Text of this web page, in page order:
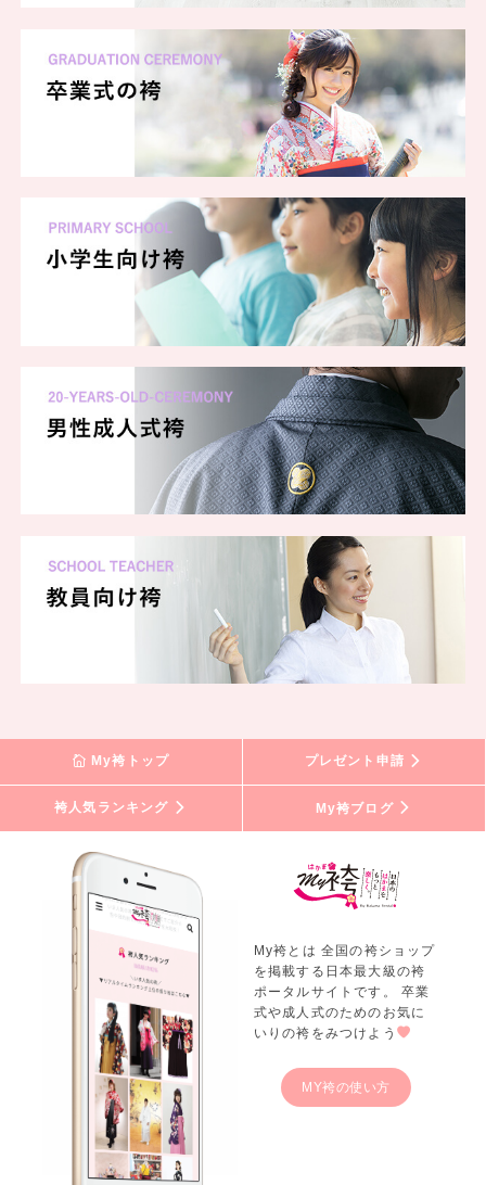
My袴トップ プレゼント申請
袴人気ランキング My袴ブログ
My袴とは 全国の袴ショップ
を掲載する日本最大級の袴
ポータルサイトです。 卒業
式や成人式のためのお気に
いりの袴をみつけよう
MY袴の使い方